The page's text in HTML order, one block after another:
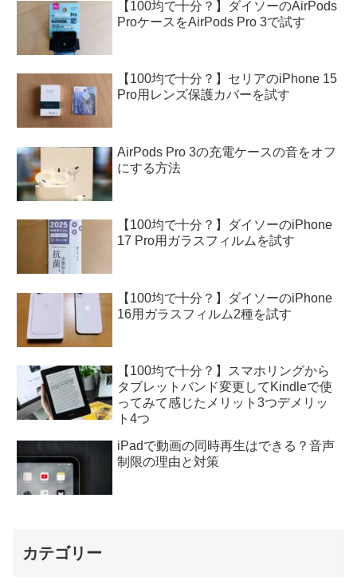
【100均で十分？】ダイソーのAirPods
ProケースをAirPods Pro 3で試す
【100均で十分？】セリアのiPhone 15
Pro用レンズ保護カバーを試す
AirPods Pro 3の充電ケースの音をオフ
にする方法
【100均で十分？】ダイソーのiPhone
17 Pro用ガラスフィルムを試す
【100均で十分？】ダイソーのiPhone
16用ガラスフィルム2種を試す
【100均で十分？】スマホリングから
タブレットバンド変更してKindleで使
ってみて感じたメリット3つデメリッ
ト4つ
iPadで動画の同時再生はできる？音声
制限の理由と対策
カテゴリー